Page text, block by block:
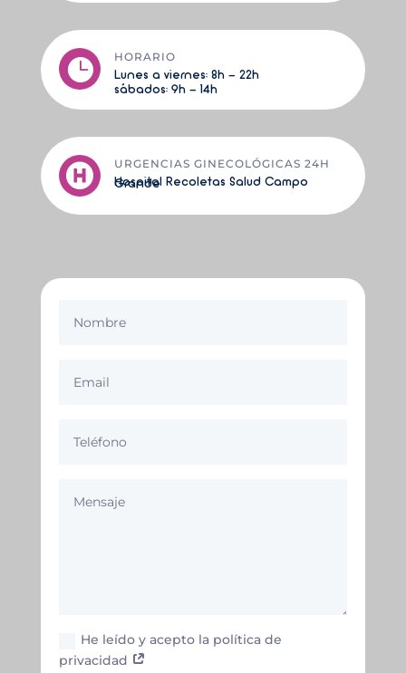

HORARIO
Lunes a viernes: 8h - 22h
sábados: 9h - 14h

URGENCIAS GINECOLÓGICAS 24H
Hospital Recoletas Salud Campo Grande
He leído y acepto la política de
privacidad